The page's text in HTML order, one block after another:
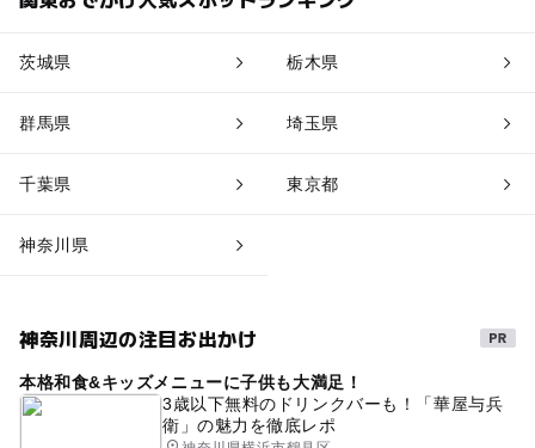
茨城県 栃木県
群馬県 埼玉県
千葉県 東京都
神奈川県
神奈川周辺の注目お出かけ
本格和食&キッズメニューに子供も大満足！
3歳以下無料のドリンクバーも！「華屋与兵
衛」の魅力を徹底レポ